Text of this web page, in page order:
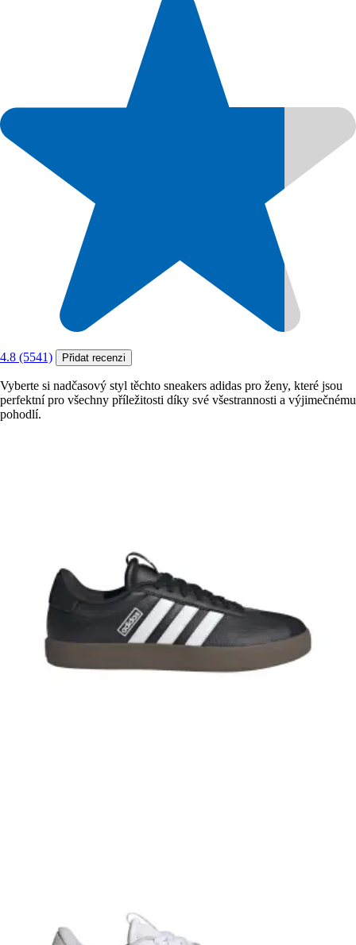
4.8 (5541) Přidat recenzi
Vyberte si nadčasový styl těchto sneakers adidas pro ženy, které jsou
perfektní pro všechny příležitosti díky své všestrannosti a výjimečnému
pohodlí.